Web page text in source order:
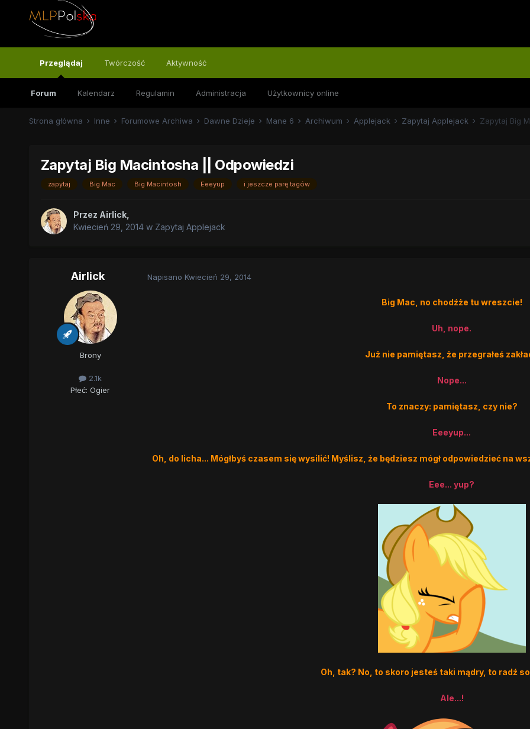
Przeglądaj
Forum Kalendarz Regulamin Administracja Użytkownicy online
Twórczość Aktywność
Strona główna Inne Forumowe Archiwa Dawne Dzieje Mane 6 Archiwum Applejack Zapytaj Applejack Zapytaj Big
Zapytaj Big Macintosha || Odpowiedzi
zapytaj Big Mac Big Macintosh Eeeyup i jeszcze parę tagów
Przez Airlick,
Kwiecień 29, 2014w Zapytaj Applejack
Airlick
Brony
2.1k
Płeć: Ogier
Napisano Kwiecień 29, 2014
Big Mac, no chodźże tu wreszcie!
Uh, nope.
Już nie pamiętasz, że przegrałeś
Nope...
To znaczy: pamiętasz, czy nie?
Eeeyup...
Oh, do licha... Mógłbyś czasem się wysilić! Myślisz, że będziesz mógł odpowiedzieć na
Eee... yup?
Oh, tak? No, to skoro jesteś taki mądry, to radź
Ale...!